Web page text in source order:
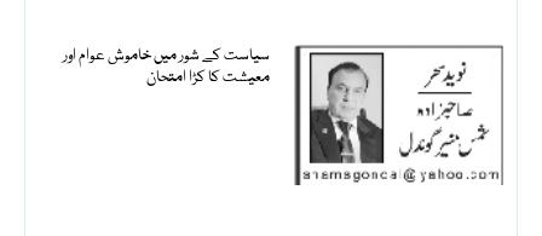
سیاست کے شور میں خاموش عوام اور
معیشت کا کڑا امتحان